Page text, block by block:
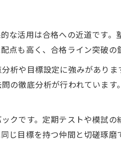
針と数学成績アップの関係性
適な坂井市の塾活用方法とは
校合格を目指す学習戦略の立
格に近づく塾の勉強法とは
高志高校向け数学対策の実際
活用は合格への近道です。
も高く、合格ライン突破の
析や目標設定に強みがあり
の徹底分析が行われていま
です。定期テストや模試の
目標を持つ仲間と切磋琢磨